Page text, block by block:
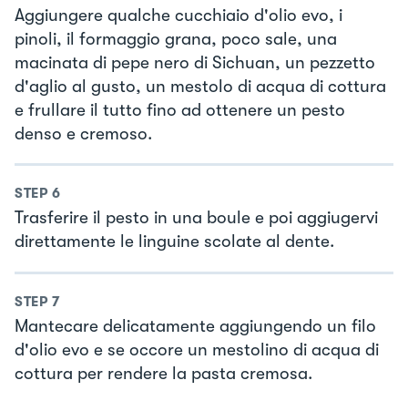
Aggiungere qualche cucchiaio d'olio evo, i
pinoli, il formaggio grana, poco sale, una
macinata di pepe nero di Sichuan, un pezzetto
d'aglio al gusto, un mestolo di acqua di cottura
e frullare il tutto fino ad ottenere un pesto
denso e cremoso.
STEP 6
Trasferire il pesto in una boule e poi aggiugervi
direttamente le linguine scolate al dente.
STEP 7
Mantecare delicatamente aggiungendo un filo
d'olio evo e se occore un mestolino di acqua di
cottura per rendere la pasta cremosa.